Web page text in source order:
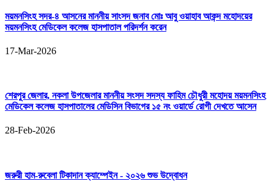
ময়মনসিংহ সদর-৪ আসনের মাননীয় সাংসদ জনাব মোঃ আবু ওয়াহাব আকন্দ মহোদয়ের
ময়মনসিংহ মেডিকেল কলেজ হাসপাতাল পরিদর্শন করেন
17-Mar-2026
শেরপুর জেলার, নকলা উপজেলার মাননীয় সংসদ সদস্য ফাহিম চৌধুরী মহোদয় ময়মনসিংহ
মেডিকেল কলেজ হাসপাতালের মেডিসিন বিভাগের ১৫ নং ওয়ার্ডে রোগী দেখতে আসেন
28-Feb-2026
জরুরী হাম-রুবেলা টিকাদান ক্যাম্পেইন - ২০২৬ শুভ উদ্বোধন